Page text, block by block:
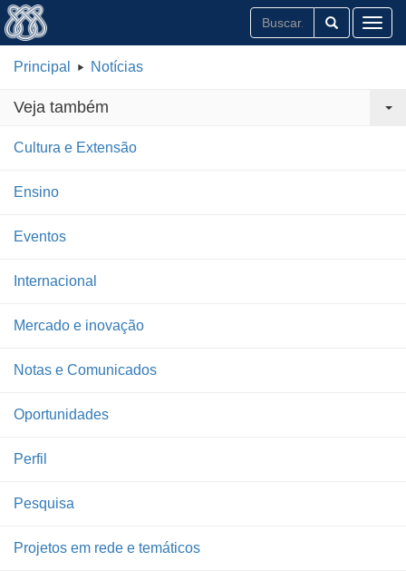
Principal Notícias
Veja também
Cultura e Extensão
Ensino
Eventos
Internacional
Mercado e inovação
Notas e Comunicados
Oportunidades
Perfil
Pesquisa
Projetos em rede e temáticos